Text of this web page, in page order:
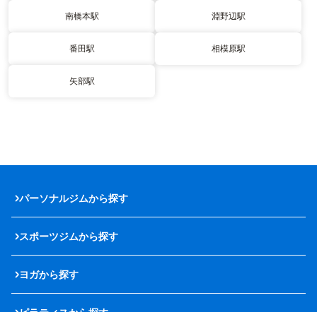
南橋本駅 淵野辺駅
番田駅 相模原駅
矢部駅
パーソナルジムから探す
スポーツジムから探す
ヨガから探す